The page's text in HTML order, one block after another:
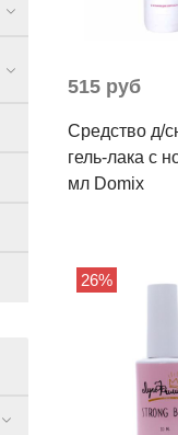
515 руб
Средство д/
гель-лака с
мл Domix
26%